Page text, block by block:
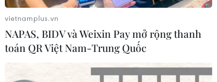
vietnamplus.vn
NAPAS, BIDV và Weixin Pay mở rộng thanh
toán QR Việt Nam-Trung Quốc